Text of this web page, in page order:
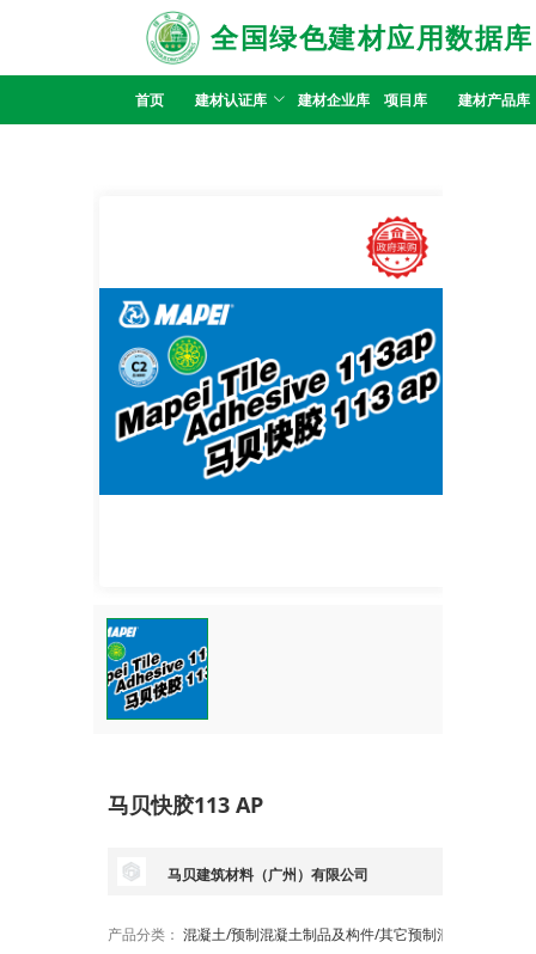
全国绿色建材应用数据库
首页 建材认证库 建材企业库 项目库 建材产品库
马贝快胶113 AP
马贝建筑材料（广州）有限公司
产品分类： 混凝土/预制混凝土制品及构件/其它预制混凝土制品及构件